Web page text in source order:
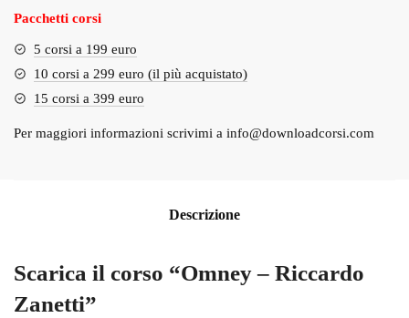
Pacchetti corsi
5 corsi a 199 euro
10 corsi a 299 euro (il più acquistato)
15 corsi a 399 euro
Per maggiori informazioni scrivimi a info@downloadcorsi.com
Descrizione
Scarica il corso “Omney – Riccardo
Zanetti”